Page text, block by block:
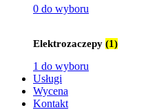
0 do wyboru
Elektrozaczepy (1)
1 do wyboru
Usługi
Wycena
Kontakt